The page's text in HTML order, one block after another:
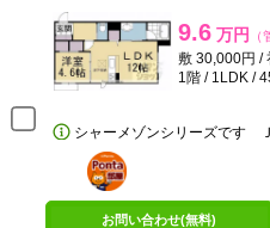
9.6 万円
敷 30,000円 /
1階 / 1LDK /
シャーメゾンシリーズです
ポンタ
部屋
お問い合わせ(無料)